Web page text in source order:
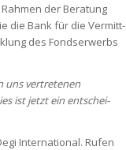
der Bera­tung
die Bank für die Ver­mitt­
des Fond­ser­werbs
uns ver­tre­te­nen
ist jetzt ein ent­schei­
Inter­na­tio­nal. Rufen